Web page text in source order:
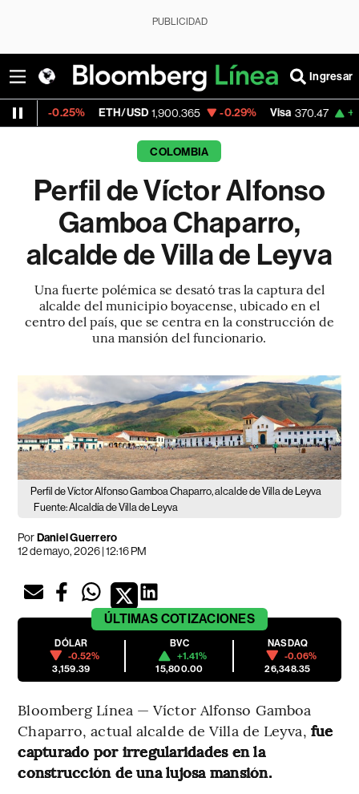
PUBLICIDAD
Ingresar
ETH/USD 1,900.365 -0.29% Visa 370.47 +0.52%
COLOMBIA
Perfil de Víctor Alfonso
Gamboa Chaparro,
alcalde de Villa de Leyva
Una fuerte polémica se desató tras la captura del
alcalde del municipio boyacense, ubicado en el
centro del país, que se centra en la construcción de
una mansión del funcionario.
Perfil de Víctor Alfonso Gamboa Chaparro, alcalde de Villa de Leyva
Fuente: Alcaldía de Villa de Leyva
PorDaniel Guerrero
12 de mayo, 2026 | 12:16 PM
ÚLTIMAS COTIZACIONES
DÓLAR
-0.52%
3,159.39
BVC
+1.41%
15,800.00
NASDAQ
-0.06%
26,348.35
Bloomberg Línea — Víctor Alfonso Gamboa
Chaparro, actual alcalde de Villa de Leyva, fue
capturado por irregularidades en la
construcción de una lujosa mansión.